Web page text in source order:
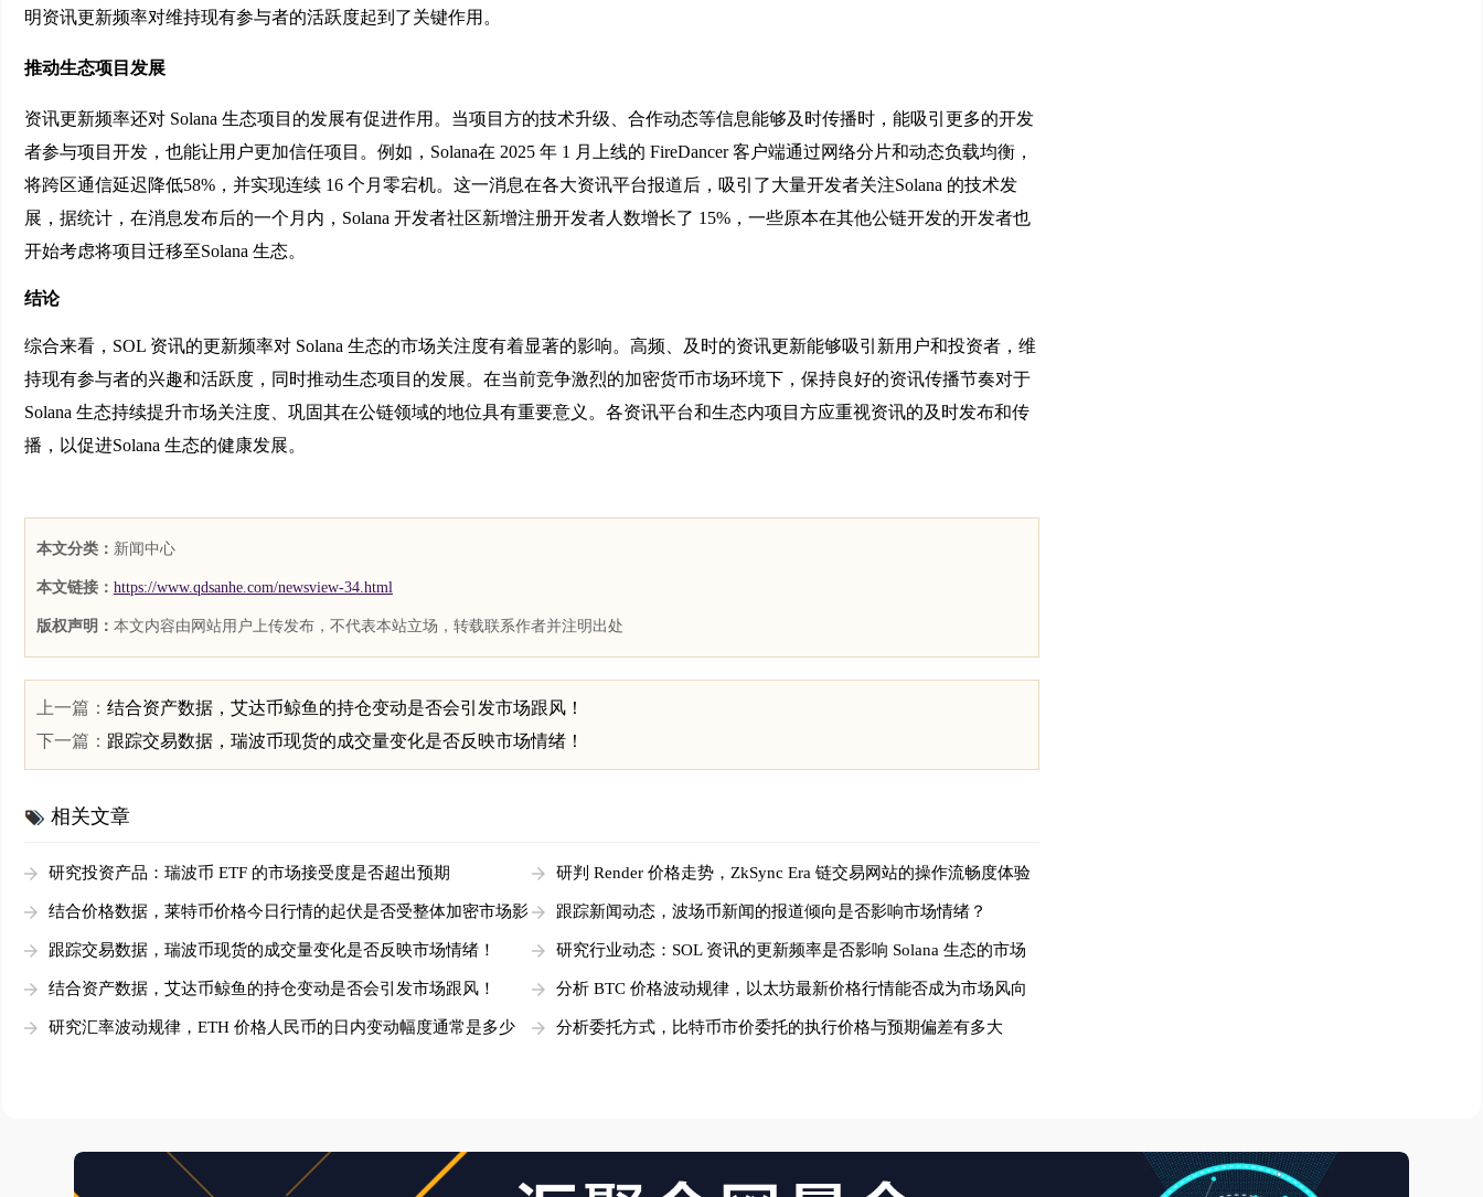
明资讯更新频率对维持现有参与者的活跃度起到了关键作用。
推动生态项目发展
资讯更新频率还对 Solana 生态项目的发展有促进作用。当项目方的技术升级、合作动态等信息能够及时传播时，能吸引更多的开发
者参与项目开发，也能让用户更加信任项目。例如，Solana在 2025 年 1 月上线的 FireDancer 客户端通过网络分片和动态负载均衡，
将跨区通信延迟降低58%，并实现连续 16 个月零宕机。这一消息在各大资讯平台报道后，吸引了大量开发者关注Solana 的技术发
展，据统计，在消息发布后的一个月内，Solana 开发者社区新增注册开发者人数增长了 15%，一些原本在其他公链开发的开发者也
开始考虑将项目迁移至Solana 生态。
结论
综合来看，SOL 资讯的更新频率对 Solana 生态的市场关注度有着显著的影响。高频、及时的资讯更新能够吸引新用户和投资者，维
持现有参与者的兴趣和活跃度，同时推动生态项目的发展。在当前竞争激烈的加密货币市场环境下，保持良好的资讯传播节奏对于
Solana 生态持续提升市场关注度、巩固其在公链领域的地位具有重要意义。各资讯平台和生态内项目方应重视资讯的及时发布和传
播，以促进Solana 生态的健康发展。
本文分类： 新闻中心
本文链接： https://www.qdsanhe.com/newsview-34.html
版权声明： 本文内容由网站用户上传发布，不代表本站立场，转载联系作者并注明出处
上一篇： 结合资产数据，艾达币鲸鱼的持仓变动是否会引发市场跟风！
下一篇： 跟踪交易数据，瑞波币现货的成交量变化是否反映市场情绪！
相关文章
研究投资产品：瑞波币 ETF 的市场接受度是否超出预期 研判 Render 价格走势，ZkSync Era 链交易网站的操作流畅度体验
结合价格数据，莱特币价格今日行情的起伏是否受整体加密市场影
响！
跟踪新闻动态，波场币新闻的报道倾向是否影响市场情绪？
跟踪交易数据，瑞波币现货的成交量变化是否反映市场情绪！
研究行业动态：SOL 资讯的更新频率是否影响 Solana 生态的市场
关注度
结合资产数据，艾达币鲸鱼的持仓变动是否会引发市场跟风！
分析 BTC 价格波动规律，以太坊最新价格行情能否成为市场风向
研究汇率波动规律，ETH 价格人民币的日内变动幅度通常是多少 分析委托方式，比特币市价委托的执行价格与预期偏差有多大